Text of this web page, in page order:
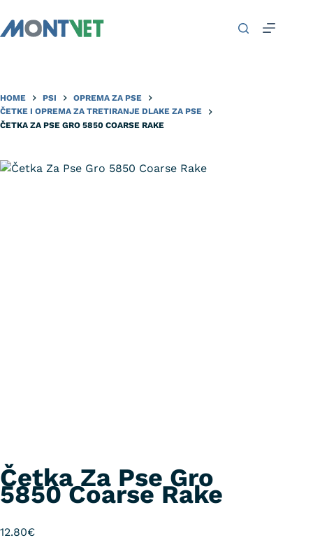
HOME PSI
OPREMA ZA PSE
ČETKE I OPREMA ZA TRETIRANJE DLAKE ZA PSE
ČETKA ZA PSE GRO 5850 COARSE RAKE
Četka Za Pse Gro
5850 Coarse Rake
12.80€